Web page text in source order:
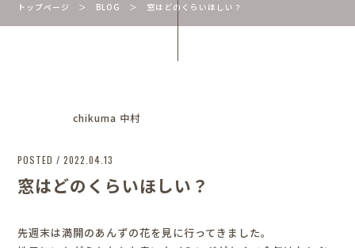
トップページ ＞ BLOG ＞ 窓はどのくらいほしい？
chikuma 中村
POSTED / 2022.04.13
窓はどのくらいほしい？
先週末は満開のあんずの花を見に行ってきました。